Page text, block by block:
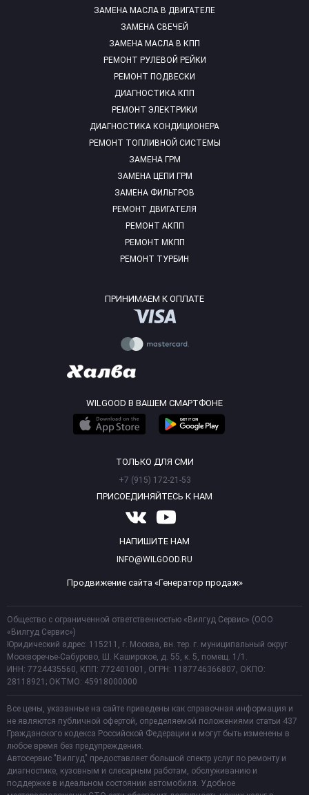
ЗАМЕНА МАСЛА В ДВИГАТЕЛЕ
ЗАМЕНА СВЕЧЕЙ
ЗАМЕНА МАСЛА В КПП
РЕМОНТ РУЛЕВОЙ РЕЙКИ
РЕМОНТ ПОДВЕСКИ
ДИАГНОСТИКА КПП
РЕМОНТ ЭЛЕКТРИКИ
ДИАГНОСТИКА КОНДИЦИОНЕРА
РЕМОНТ ТОПЛИВНОЙ СИСТЕМЫ
ЗАМЕНА ГРМ
ЗАМЕНА ЦЕПИ ГРМ
ЗАМЕНА ФИЛЬТРОВ
РЕМОНТ ДВИГАТЕЛЯ
РЕМОНТ АКПП
РЕМОНТ МКПП
РЕМОНТ ТУРБИН
ПРИНИМАЕМ К ОПЛАТЕ
WILGOOD В ВАШЕМ СМАРТФОНЕ
ТОЛЬКО ДЛЯ СМИ
+7 (915) 172-21-53
ПРИСОЕДИНЯЙТЕСЬ К НАМ
НАПИШИТЕ НАМ
INFO@WILGOOD.RU
Продвижение сайта «Генератор продаж»
Общество с ограниченной ответственностью «Вилгуд Сервис» (ООО
«Вилгуд Сервис»)
Юридический адрес: 115211, г. Москва, вн. тер. г. муниципальный округ
Москворечье-Сабурово, Ш. Каширское, д. 55, к. 5, помещ. 1/1.
ИНН: 7724435560, КПП: 772401001, ОГРН: 1187746366807, ОКПО:
28118921; ОКТМО: 45918000000
Все цены, указанные на сайте приведены как справочная информация и
не являются публичной офертой, определяемой положениями статьи 437
Гражданского кодекса Российской Федерации и могут быть изменены в
любое время без предупреждения.
Автосервис "Вилгуд" предоставляет большой спектр услуг по ремонту и
диагностике, кузовным и слесарным работам, обслуживанию и
поддержке в идеальном состоянии автомобиля. Удобное